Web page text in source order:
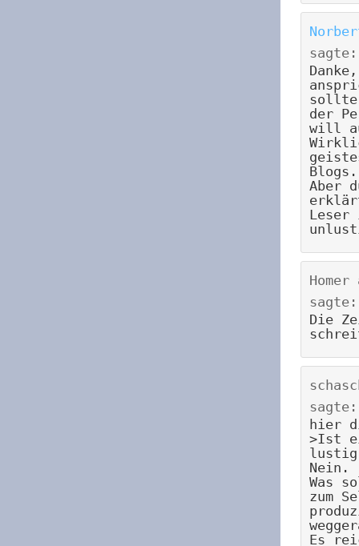
sagte:
sollte
der
will
Blogs.
Aber
Leser
Homer
sagte:
Die
sagte:
hier
>Ist
Nein.
Was
zum
Es